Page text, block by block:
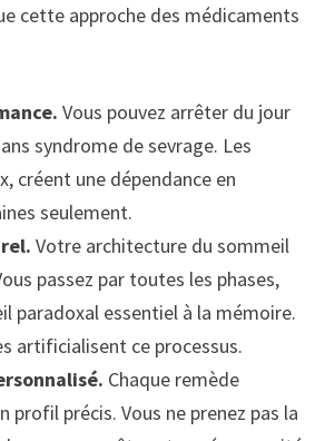
cette approche des médicaments
Vous pouvez arrêter du jour
syndrome de sevrage. Les
créent une dépendance en
seulement.
Votre architecture du sommeil
passez par toutes les phases,
paradoxal essentiel à la mémoire.
artificialisent ce processus.
Chaque remède
profil précis. Vous ne prenez pas la